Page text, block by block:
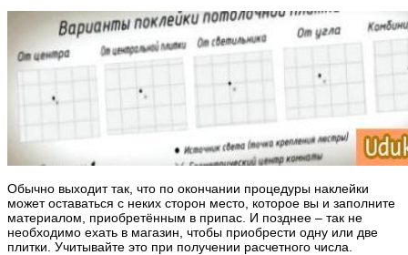
Обычно выходит так, что по окончании процедуры наклейки
может оставаться с неких сторон место, которое вы и заполните
материалом, приобретённым в припас. И позднее – так не
необходимо ехать в магазин, чтобы приобрести одну или две
плитки. Учитывайте это при получении расчетного числа.